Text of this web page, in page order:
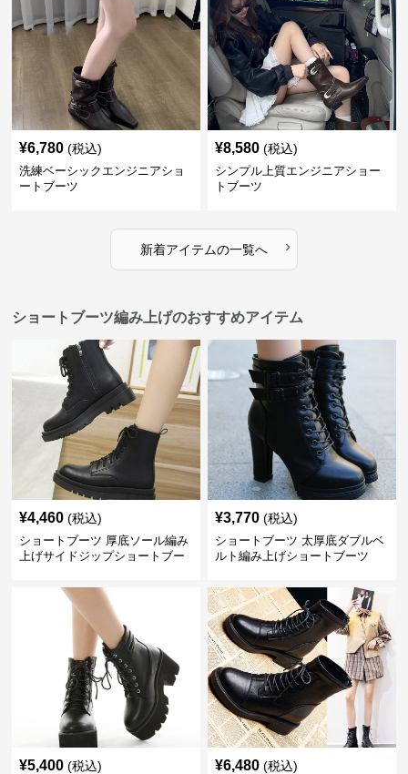
¥6,780 (税込)
洗練ベーシックエンジニアショ
ートブーツ
¥8,580 (税込)
シンプル上質エンジニアショー
トブーツ
新着アイテムの一覧へ ›
ショートブーツ編み上げのおすすめアイテム
¥4,460 (税込)
ショートブーツ 厚底ソール編み
上げサイドジップショートブー
¥3,770 (税込)
ショートブーツ 太厚底ダブルベ
ルト編み上げショートブーツ
¥5,400 (税込) ¥6,480 (税込)